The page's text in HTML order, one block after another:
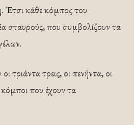
Έτσι κάθε κόμπος του
σταυρούς, που συμβολίζουν τα
τριάντα τρεις, οι πενήντα, οι
κόμποι που έχουν τα